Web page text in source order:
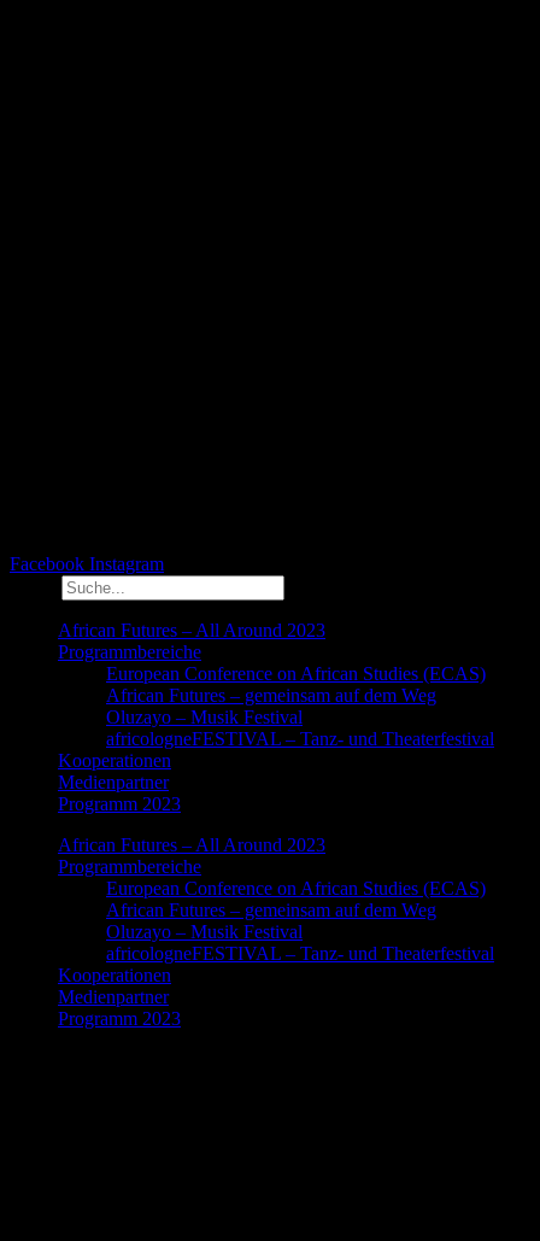
Facebook Instagram
African Futures – All Around 2023
Programmbereiche
European Conference on African Studies (ECAS)
African Futures – gemeinsam auf dem Weg
Oluzayo – Musik Festival
africologneFESTIVAL – Tanz- und Theaterfestival
Kooperationen
Medienpartner
Programm 2023
African Futures – All Around 2023
Programmbereiche
European Conference on African Studies (ECAS)
African Futures – gemeinsam auf dem Weg
Oluzayo – Musik Festival
africologneFESTIVAL – Tanz- und Theaterfestival
Kooperationen
Medienpartner
Programm 2023